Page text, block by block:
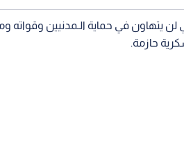
يتهاون في حماية الـمدنيين وقواته
حازمة.